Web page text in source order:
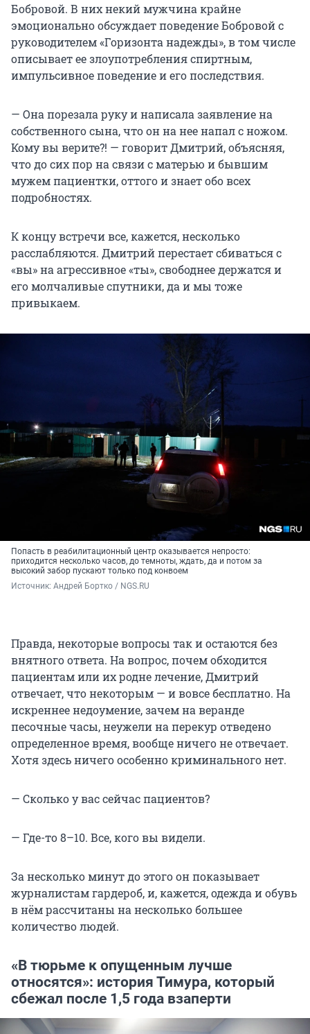
Бобровой. В них некий мужчина крайне
эмоционально обсуждает поведение Бобровой с
руководителем «Горизонта надежды», в том числе
описывает ее злоупотребления спиртным,
импульсивное поведение и его последствия.
— Она порезала руку и написала заявление на
собственного сына, что он на нее напал с ножом.
Кому вы верите?! — говорит Дмитрий, объясняя,
что до сих пор на связи с матерью и бывшим
мужем пациентки, оттого и знает обо всех
подробностях.
К концу встречи все, кажется, несколько
расслабляются. Дмитрий перестает сбиваться с
«вы» на агрессивное «ты», свободнее держатся и
его молчаливые спутники, да и мы тоже
привыкаем.
Попасть в реабилитационный центр оказывается непросто:
приходится несколько часов, до темноты, ждать, да и потом за
высокий забор пускают только под конвоем
Источник: Андрей Бортко / NGS.RU
Правда, некоторые вопросы так и остаются без
внятного ответа. На вопрос, почем обходится
пациентам или их родне лечение, Дмитрий
отвечает, что некоторым — и вовсе бесплатно. На
искреннее недоумение, зачем на веранде
песочные часы, неужели на перекур отведено
определенное время, вообще ничего не отвечает.
Хотя здесь ничего особенно криминального нет.
— Сколько у вас сейчас пациентов?
— Где-то 8–10. Все, кого вы видели.
За несколько минут до этого он показывает
журналистам гардероб, и, кажется, одежда и обувь
в нём рассчитаны на несколько большее
количество людей.
«В тюрьме к опущенным лучше
относятся»: история Тимура, который
сбежал после 1,5 года взаперти